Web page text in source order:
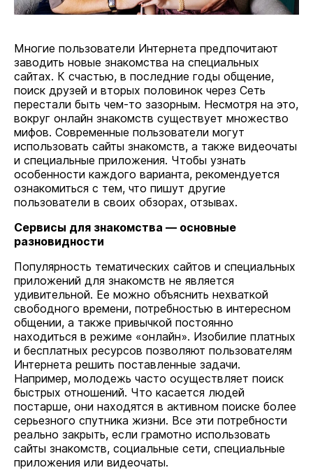
Многие пользователи Интернета предпочитают
заводить новые знакомства на специальных
сайтах. К счастью, в последние годы общение,
поиск друзей и вторых половинок через Сеть
перестали быть чем-то зазорным. Несмотря на это,
вокруг онлайн знакомств существует множество
мифов. Современные пользователи могут
использовать сайты знакомств, а также видеочаты
и специальные приложения. Чтобы узнать
особенности каждого варианта, рекомендуется
ознакомиться с тем, что пишут другие
пользователи в своих обзорах, отзывах.
Сервисы для знакомства — основные
разновидности
Популярность тематических сайтов и специальных
приложений для знакомств не является
удивительной. Ее можно объяснить нехваткой
свободного времени, потребностью в интересном
общении, а также привычкой постоянно
находиться в режиме «онлайн». Изобилие платных
и бесплатных ресурсов позволяют пользователям
Интернета решить поставленные задачи.
Например, молодежь часто осуществляет поиск
быстрых отношений. Что касается людей
постарше, они находятся в активном поиске более
серьезного спутника жизни. Все эти потребности
реально закрыть, если грамотно использовать
сайты знакомств, социальные сети, специальные
приложения или видеочаты.